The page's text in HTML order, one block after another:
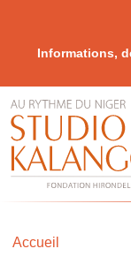
Informations,
Accueil